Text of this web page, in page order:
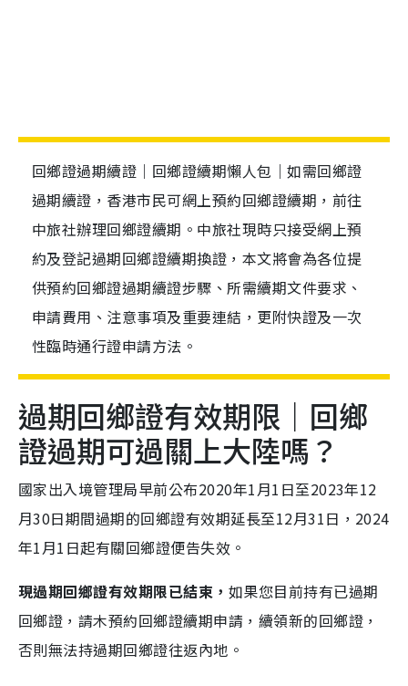
回鄉證過期續證｜回鄉證續期懶人包｜如需回鄉證
過期續證，香港市民可網上預約回鄉證續期，前往
中旅社辦理回鄉證續期。中旅社現時只接受網上預
約及登記過期回鄉證續期換證，本文將會為各位提
供預約回鄉證過期續證步驟、所需續期文件要求、
申請費用、注意事項及重要連結，更附快證及一次
性臨時通行證申請方法。
過期回鄉證有效期限｜回鄉
證過期可過關上大陸嗎？
國家出入境管理局早前公布2020年1月1日至2023年12
月30日期間過期的回鄉證有效期延長至12月31日，2024
年1月1日起有關回鄉證便告失效。
現過期回鄉證有效期限已結束， 如果您目前持有已過期
回鄉證，請木預約回鄉證續期申請，續領新的回鄉證，
否則無法持過期回鄉證往返內地。